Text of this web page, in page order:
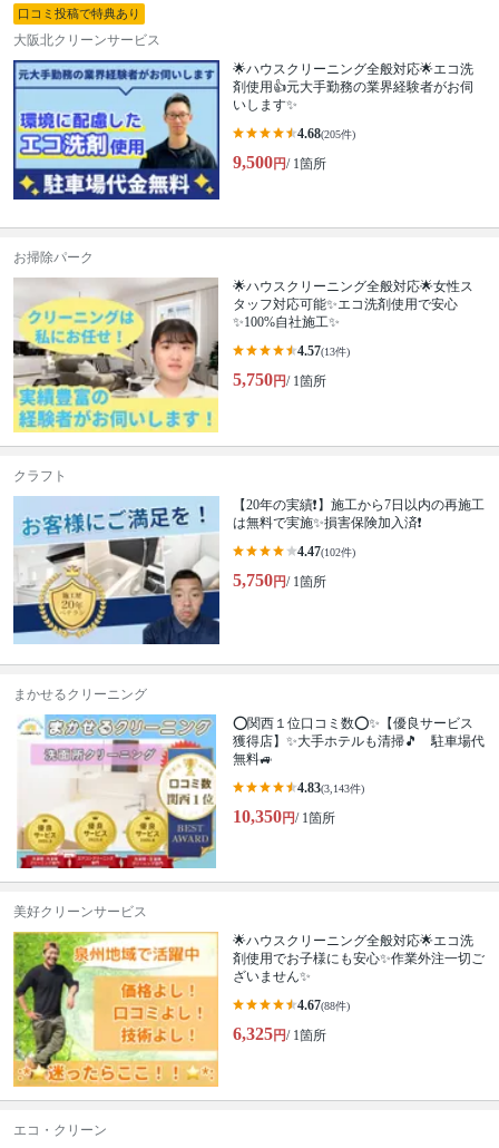
口コミ投稿で特典あり
大阪北クリーンサービス
🌟ハウスクリーニング全般対応🌟エコ洗
剤使用👍元大手勤務の業界経験者がお伺
いします✨
4.68(205件)
9,500円/ 1箇所
お掃除パーク
🌟ハウスクリーニング全般対応🌟女性ス
タッフ対応可能✨エコ洗剤使用で安心
✨100%自社施工✨
4.57(13件)
5,750円/ 1箇所
クラフト
【20年の実績❗️】施工から7日以内の再施工
は無料で実施✨損害保険加入済❗️
4.47(102件)
5,750円/ 1箇所
まかせるクリーニング
⭕関西１位口コミ数⭕✨【優良サービス
獲得店】✨大手ホテルも清掃🎵 駐車場代
無料🚙
4.83(3,143件)
10,350円/ 1箇所
美好クリーンサービス
🌟ハウスクリーニング全般対応🌟エコ洗
剤使用でお子様にも安心✨作業外注一切ご
ざいません✨
4.67(88件)
6,325円/ 1箇所
エコ・クリーン